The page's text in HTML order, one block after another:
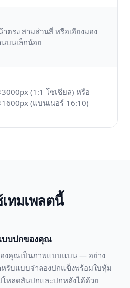
ตรง สามส่วนสี่ หรือเอียงมอง
บนเล็กน้อย
(1:1 โซเชียล) หรือ
(แบนเนอร์ 16:10)
ทมเพลตนี้
บบปกของคุณ
งคุณเป็นภาพแบบแบน — อย่าง
รับแบบจำลองปกแข็งพร้อมใบหุ้ม
หลดสันปกและปกหลังได้ด้วย